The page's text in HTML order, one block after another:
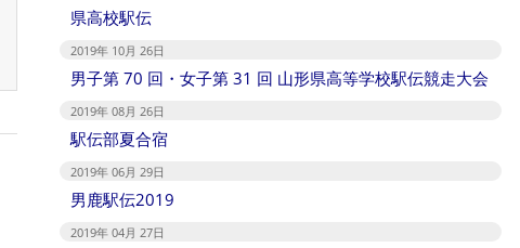
県高校駅伝
2019年 10月 26日
男子第 70 回・女子第 31 回 山形県高等学校駅伝競走大会
2019年 08月 26日
駅伝部夏合宿
2019年 06月 29日
男鹿駅伝2019
2019年 04月 27日